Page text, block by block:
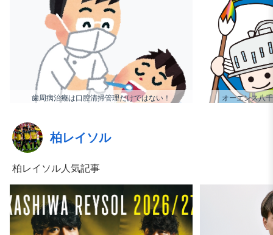
歯周病治療は口腔清掃管理だけではない！ オーエンス八
柏レイソル
柏レイソル人気記事